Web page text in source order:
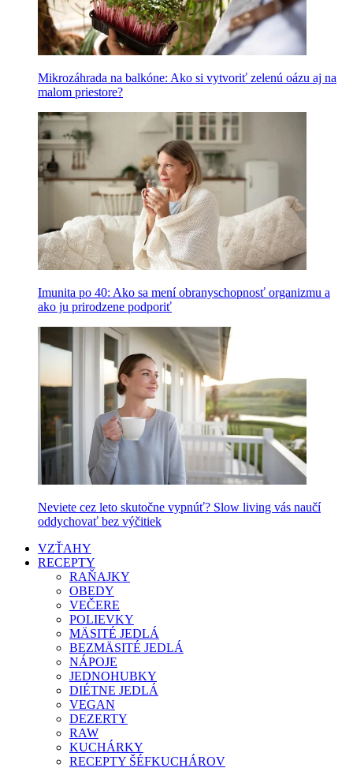
Mikrozáhrada na balkóne: Ako si vytvoriť zelenú oázu aj na
malom priestore?
Imunita po 40: Ako sa mení obranyschopnosť organizmu a
ako ju prirodzene podporiť
Neviete cez leto skutočne vypnúť? Slow living vás naučí
oddychovať bez výčitiek
VZŤAHY
RECEPTY
RAŇAJKY
OBEDY
VEČERE
POLIEVKY
MÄSITÉ JEDLÁ
BEZMÄSITÉ JEDLÁ
NÁPOJE
JEDNOHUBKY
DIÉTNE JEDLÁ
VEGAN
DEZERTY
RAW
KUCHÁRKY
RECEPTY ŠÉFKUCHÁROV